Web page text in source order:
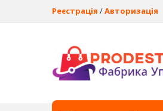
Реєстрація /Авторизація